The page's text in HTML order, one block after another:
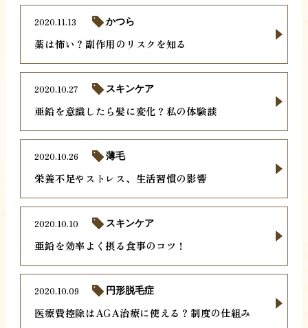
薬は怖い？副作用のリスクを知る
2020.11.13 かつら
亜鉛を意識したら髪に変化？私の体験談
2020.10.27 スキンケア
栄養不足やストレス、生活習慣の影響
2020.10.26 薄毛
亜鉛を効率よく摂る食事のコツ！
2020.10.10 スキンケア
医療費控除はAGA治療に使える？制度の仕組み
2020.10.09 円形脱毛症